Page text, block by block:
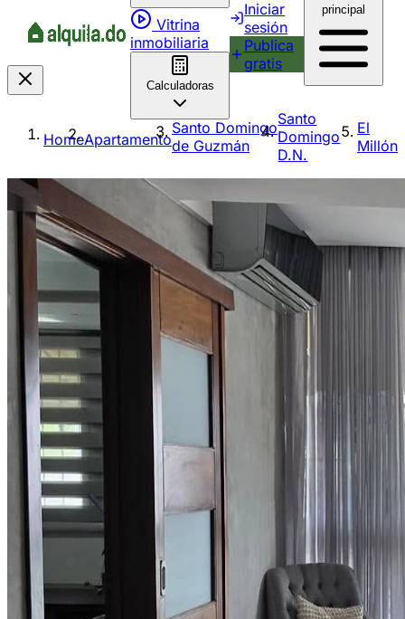
Vitrina
inmobiliaria
Calculadoras
Iniciar
sesión
Publica
gratis
principal
HomeApartamento
Santo Domingo
de Guzmán
Santo
Domingo
D.N.
El
Millón